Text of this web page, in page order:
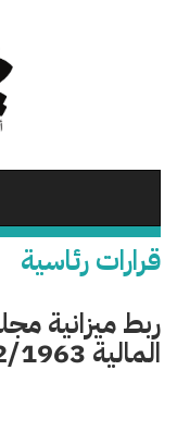
قرارات رئاسية
ربط ميزانية
المالية 62/1963